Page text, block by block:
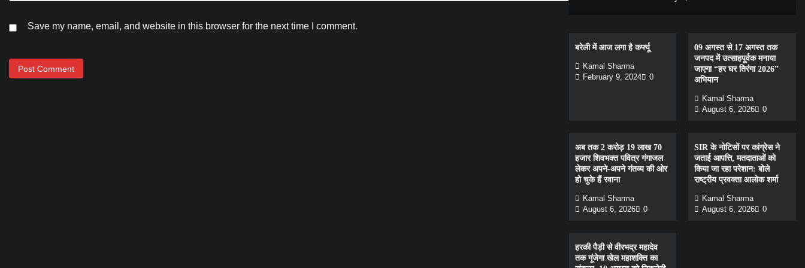
Save my name, email, and website in this browser for the next time I comment.
बरेली में आज लगा है कर्फ्यू
Kamal Sharma
February 9, 2024
0
09 अगस्त से 17 अगस्त तक
जनपद में उत्साहपूर्वक मनाया
जाएगा “हर घर तिरंगा 2026”
अभियान
Kamal Sharma
August 6, 2026
0
अब तक 2 करोड़ 19 लाख 70
हजार शिवभक्त पवित्र गंगाजल
लेकर अपने-अपने गंतव्य की ओर
हो चुके हैं रवाना
Kamal Sharma
August 6, 2026
0
SIR के नोटिसों पर कांग्रेस ने
जताई आपत्ति, मतदाताओं को
किया जा रहा परेशान: बोले
राष्ट्रीय प्रवक्ता आलोक शर्मा
Kamal Sharma
August 6, 2026
0
हरकी पैड़ी से वीरभद्र महादेव
तक गूंजेगा खेल महाशक्ति का